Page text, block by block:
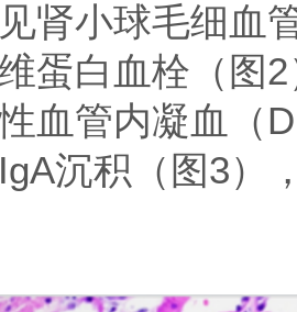
肾小球毛细血
蛋白血栓（图
血管内凝血（
沉积（图3）